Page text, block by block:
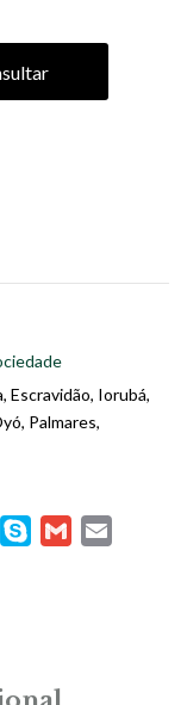
, Escravidão, Iorubá,
, Palmares,
Messenger
Skype Gmail